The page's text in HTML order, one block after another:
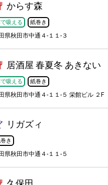
からす森
吸える 紙巻き
県秋田市中通４-１１-３
居酒屋 春夏冬 あきない
吸える 紙巻き
県秋田市中通４-１１-５ 栄館ビル ２F
リガズィ
き
県秋田市中通４-１１-５